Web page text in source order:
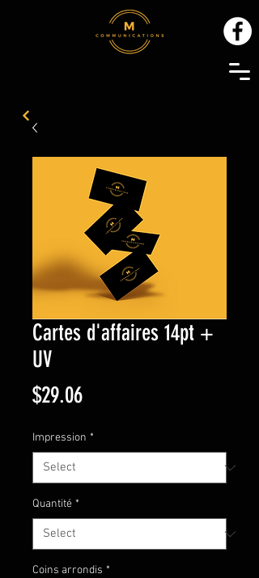
Cartes d'affaires 14pt +
UV
$29.06Price
Impression *
Quantité *
Coins arrondis *